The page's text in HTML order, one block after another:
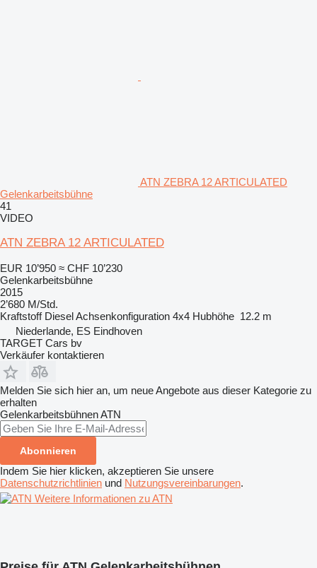
ATN ZEBRA 12 ARTICULATED
Gelenkarbeitsbühne
41
VIDEO
ATN ZEBRA 12 ARTICULATED
EUR 10’950 ≈ CHF 10’230
Gelenkarbeitsbühne
2015
2’680 M/Std.
Kraftstoff DieselAchsenkonfiguration 4x4 Hubhöhe 12.2 m
Niederlande, ES Eindhoven
TARGET Cars bv
Verkäufer kontaktieren
Melden Sie sich hier an, um neue Angebote aus dieser Kategorie zu
erhalten
GelenkarbeitsbühnenATN
Abonnieren
Indem Sie hier klicken, akzeptieren Sie unsere
Datenschutzrichtlinien und Nutzungsvereinbarungen.
Weitere Informationen zu ATN